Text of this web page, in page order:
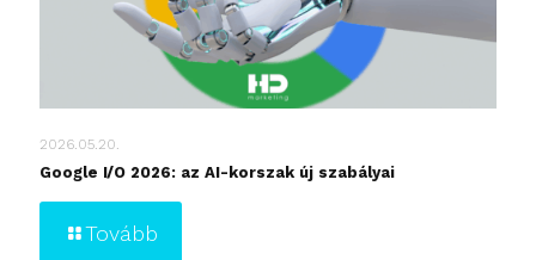
2026.05.20.
Google I/O 2026: az AI-korszak új szabályai
Tovább